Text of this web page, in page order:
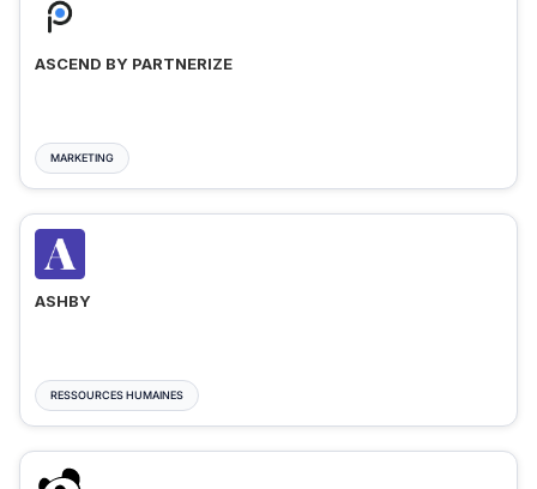
ASCEND BY PARTNERIZE
MARKETING
ASHBY
RESSOURCES HUMAINES